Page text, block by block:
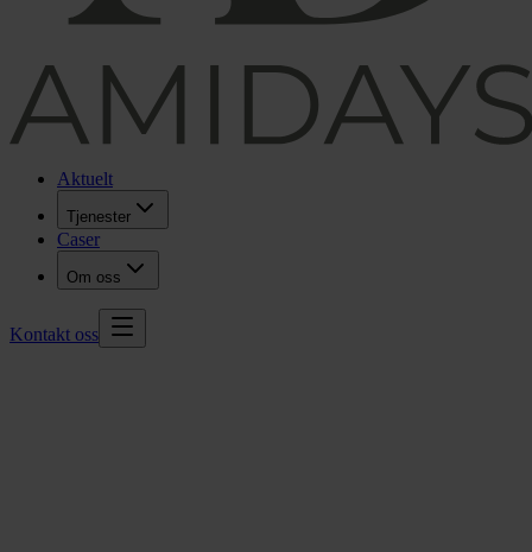
Aktuelt
Tjenester
Caser
Om oss
Kontakt oss